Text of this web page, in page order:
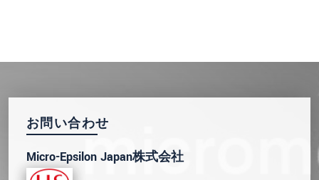
お問い合わせ
Micro-Epsilon Japan株式会社